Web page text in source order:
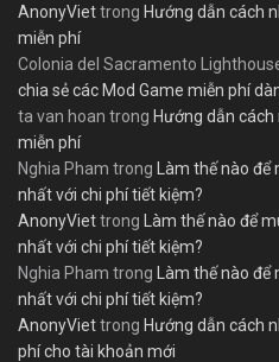
AnonyViettrong Hướng dẫn cách
miễn phí
Colonia del Sacramento
chia sẻ các Mod Game miễn phí
ta van hoan trong Hướng dẫn cách
miễn phí
Nghia Pham trong Làm thế nào để
nhất với chi phí tiết kiệm?
AnonyViettrong Làm thế nào để
nhất với chi phí tiết kiệm?
Nghia Pham trong Làm thế nào để
nhất với chi phí tiết kiệm?
AnonyViettrong Hướng dẫn cách
phí cho tài khoản mới